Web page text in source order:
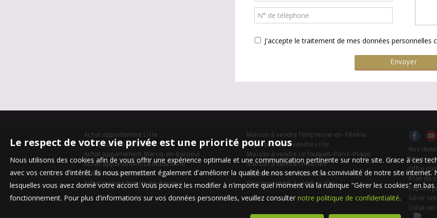
J'accepte le traitement de mes données personnelles
Achat appartement Lille
Achat maison Bondues
Achat appartement Marcq-en-Baroeul
Achat appartement La Madeleine
Achat maison Mouvaux
Achat maison Marcq-en-Baroeul
Maison à vendre Templeuve-en-Pévèle
Appartement à vendre Lille
Maison à vendre Le Touquet-Paris-Plage
Maison à vendre Linselles
Appartement à vendre Lille
Stationnement à vendre Lille
Nos
Offre
Plan du
Espace
Gérer
Le respect de votre vie privée est une priorité pour nous
Nous utilisons des cookies afin de vous offrir une expérience optimale et une communication pertinente sur notre site. Grace à ces
avec vos centres d'intérêt. Ils nous permettent également d'améliorer la qualité de nos services et la convivialité de notre site
lesquelles vous avez donné votre accord. Vous pouvez les modifier à n'importe quel moment via la rubrique "Gérer les cookies" en
fonctionnement. Pour plus d'informations sur vos données personnelles, veuillez consulter notre politique de confidentialité.